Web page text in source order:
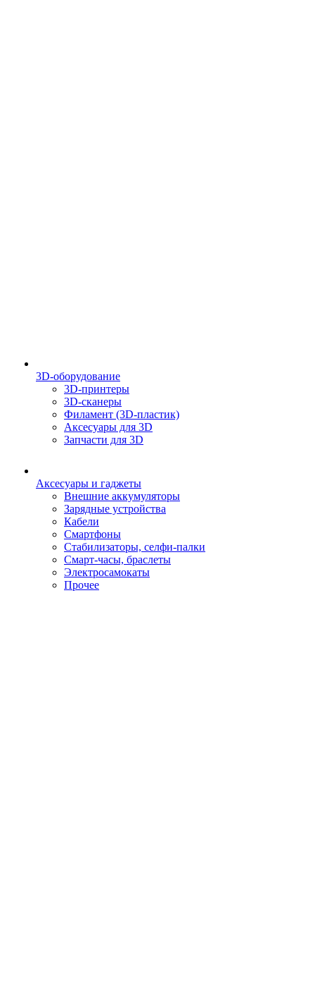
3D-оборудование
3D-принтеры
3D-сканеры
Филамент (3D-пластик)
Аксесуары для 3D
Запчасти для 3D
Аксесуары и гаджеты
Внешние аккумуляторы
Зарядные устройства
Кабели
Смартфоны
Стабилизаторы, селфи-палки
Смарт-часы, браслеты
Электросамокаты
Прочее